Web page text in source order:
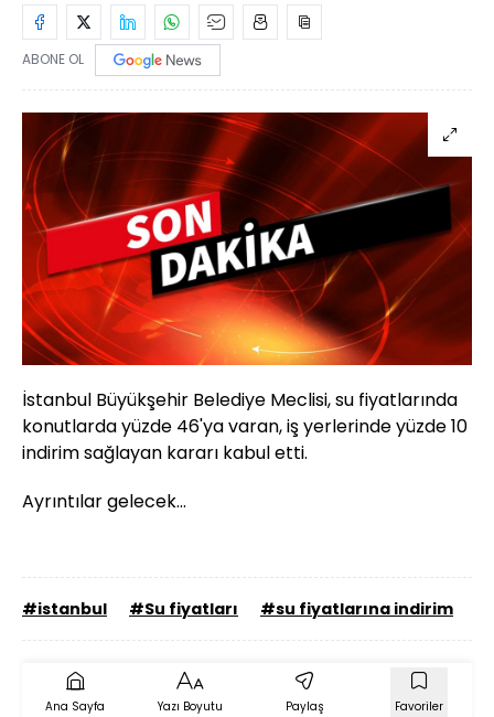
ABONE OL
İstanbul Büyükşehir Belediye Meclisi, su fiyatlarında
konutlarda yüzde 46'ya varan, iş yerlerinde yüzde 10
indirim sağlayan kararı kabul etti.
Ayrıntılar gelecek...
#istanbul #Su fiyatları #su fiyatlarına indirim
Ana Sayfa Yazı Boyutu Paylaş Favoriler